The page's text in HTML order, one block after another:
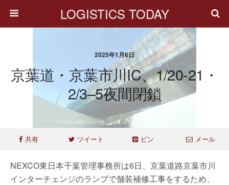
LOGISTICS TODAY
2025年1月6日
京葉道・京葉市川IC、1/20-21・
2/3–5夜間閉鎖
共有 ツイート ピン メール
NEXCO東日本千葉管理事務所は6日、京葉道路京葉市川
インターチェンジのランプで舗装補修工事をするため、